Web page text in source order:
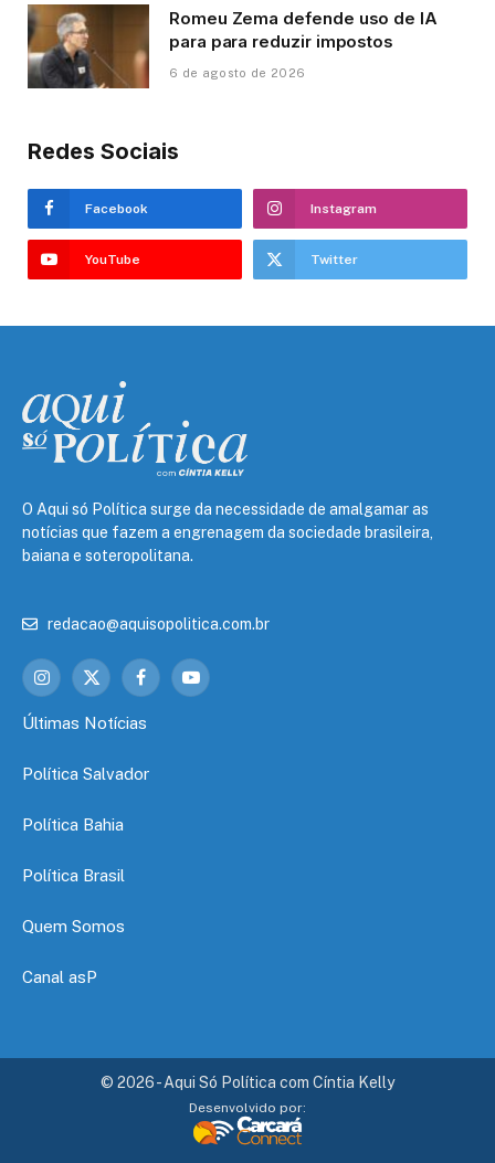
Romeu Zema defende uso de IA
para para reduzir impostos
6 de agosto de 2026
Redes Sociais
Facebook Instagram
YouTube Twitter
O Aqui só Política surge da necessidade de amalgamar as
notícias que fazem a engrenagem da sociedade brasileira,
baiana e soteropolitana.
redacao@aquisopolitica.com.br
Instagram
X
FacebookYouTube
Últimas Notícias
Política Salvador
Política Bahia
Política Brasil
Quem Somos
Canal asP
© 2026 - Aqui Só Política com Cíntia Kelly
Desenvolvido por: